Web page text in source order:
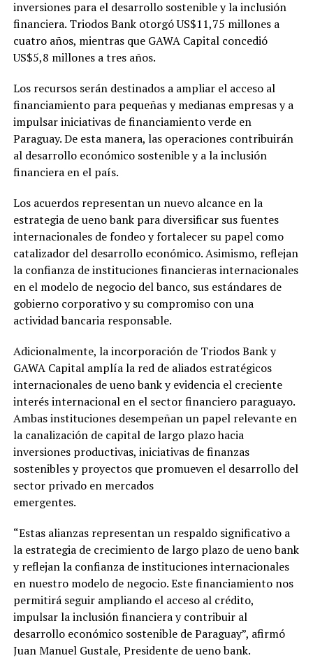
inversiones para el desarrollo sostenible y la inclusión
financiera. Triodos Bank otorgó US$11,75 millones a
cuatro años, mientras que GAWA Capital concedió
US$5,8 millones a tres años.
Los recursos serán destinados a ampliar el acceso al
financiamiento para pequeñas y medianas empresas y a
impulsar iniciativas de financiamiento verde en
Paraguay. De esta manera, las operaciones contribuirán
al desarrollo económico sostenible y a la inclusión
financiera en el país.
Los acuerdos representan un nuevo alcance en la
estrategia de ueno bank para diversificar sus fuentes
internacionales de fondeo y fortalecer su papel como
catalizador del desarrollo económico. Asimismo, reflejan
la confianza de instituciones financieras internacionales
en el modelo de negocio del banco, sus estándares de
gobierno corporativo y su compromiso con una
actividad bancaria responsable.
Adicionalmente, la incorporación de Triodos Bank y
GAWA Capital amplía la red de aliados estratégicos
internacionales de ueno bank y evidencia el creciente
interés internacional en el sector financiero paraguayo.
Ambas instituciones desempeñan un papel relevante en
la canalización de capital de largo plazo hacia
inversiones productivas, iniciativas de finanzas
sostenibles y proyectos que promueven el desarrollo del
sector privado en mercados
emergentes.
“Estas alianzas representan un respaldo significativo a
la estrategia de crecimiento de largo plazo de ueno bank
y reflejan la confianza de instituciones internacionales
en nuestro modelo de negocio. Este financiamiento nos
permitirá seguir ampliando el acceso al crédito,
impulsar la inclusión financiera y contribuir al
desarrollo económico sostenible de Paraguay”, afirmó
Juan Manuel Gustale, Presidente de ueno bank.